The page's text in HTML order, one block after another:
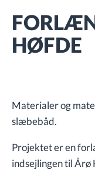
HØFDE
Materialer og
slæbebåd.
Projektet er en
indsejlingen til Årø